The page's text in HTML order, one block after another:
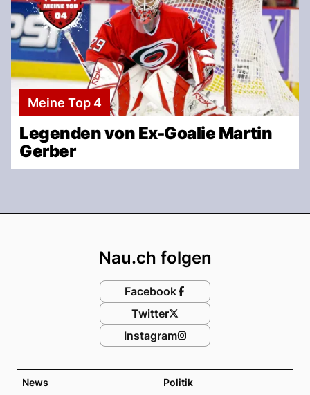
Meine Top 4
Legenden von Ex-Goalie Martin
Gerber
News Politik
Nau.ch folgen
Facebook
Twitter
Instagram